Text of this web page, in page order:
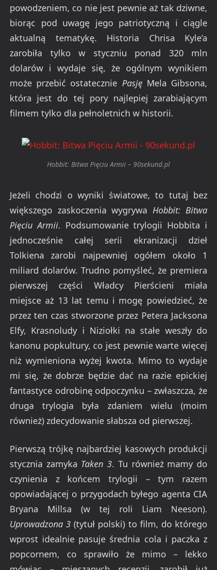
powodzeniem, co nie jest pewnie aż tak dziwne,
biorąc pod uwagę jego patriotyczną i ciągle
aktualną tematykę. Historia Chrisa Kyle’a
zarobiła tylko w styczniu ponad 320 mln
dolarów i wydaje się, że ogólnym wynikiem
może przebić ostatecznie PasjęMela Gibsona,
która jest do tej pory najlepiej zarabiającym
filmem tylko dla pełnoletnich w historii.
Hobbit: Bitwa Pięciu Armii – 90sekund.pl
Jeżeli chodzi o wyniki światowe, to tutaj bez
większego zaskoczenia wygrywa Hobbit: Bitwa
Pięciu Armii. Podsumowanie trylogii Hobbita i
jednocześnie całej serii ekranizacji dzieł
Tolkiena zarobi najpewniej ogółem około 1
miliard dolarów. Trudno pomyśleć, że premiera
pierwszej części Władcy Pierścieni miała
miejsce aż 13 lat temu i mogę powiedzieć, że
przez ten czas stworzone przez Petera Jacksona
Elfy, Krasnoludy i Niziołki na stałe weszły do
kanonu popkultury, co jest pewnie warte więcej
niż wymieniona wyżej kwota. Mimo to wydaje
mi się, że dobrze będzie dać na razie epickiej
fantastyce odrobinę odpoczynku – zwłaszcza, że
druga trylogia była zdaniem wielu (moim
również) zdecydowanie słabsza od pierwszej.
Pierwszą trójkę najbardziej kasowych produkcji
stycznia zamyka Taken 3. Tu również mamy do
czynienia z końcem trylogii – tym razem
opowiadającej o przygodach byłego agenta CIA
Bryana Millsa (w tej roli Liam Neeson).
Uprowadzona 3 (tytuł polski) to film, do którego
wprost idealnie pasuje średnia cola i paczka z
popcornem, co sprawiło że mimo – lekko